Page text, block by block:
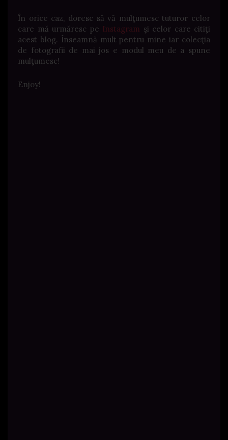
În orice caz, doresc să vă mulţumesc tuturor celor
care mă urmăresc pe Instagram şi celor care citiţi
acest blog. Înseamnă mult pentru mine iar colecţia
de fotografii de mai jos e modul meu de a spune
mulţumesc!
Enjoy!